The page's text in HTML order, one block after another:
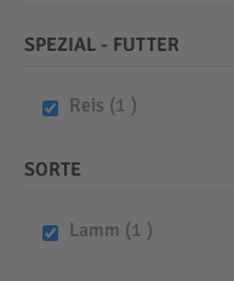
SPEZIAL - FUTTER
Reis 1 item
SORTE
Lamm 1 item